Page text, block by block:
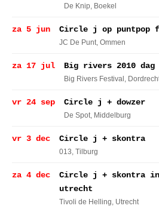
De Knip, Boekel
za 5 jun Circle j op puntpop
JC De Punt, Ommen
za 17 jul Big rivers 2010 dag
Big Rivers Festival ,
vr 24 sep Circle j + dowzer
De Spot, Middelburg
vr 3 dec Circle j + skontra
013, Tilburg
za 4 dec
Circle j + skontra
utrecht
Tivoli de Helling, Utrecht